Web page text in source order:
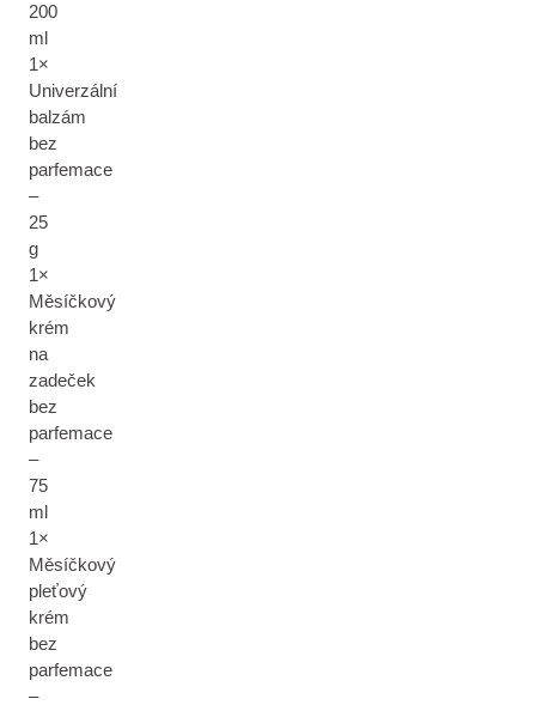
200
ml
1×
Univerzální
balzám
bez
parfemace
–
25
g
1×
Měsíčkový
krém
na
zadeček
bez
parfemace
–
75
ml
1×
Měsíčkový
pleťový
krém
bez
parfemace
–